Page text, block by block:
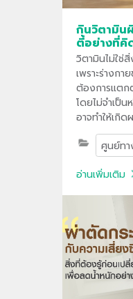
กินวิตามิน
ตี้อย่างที่คิ
วิตามินไม่ใช่
เพราะร่างก
ต้องการแตก
โดยไม่จำเป็
อาจทำให้เกิ
การทำงานข
เข้าใจวิธีเลือ
และเหตุผลที่
สุขภาพ อาหา
ศูนย์ทา
อ่านเพิ่มเติม